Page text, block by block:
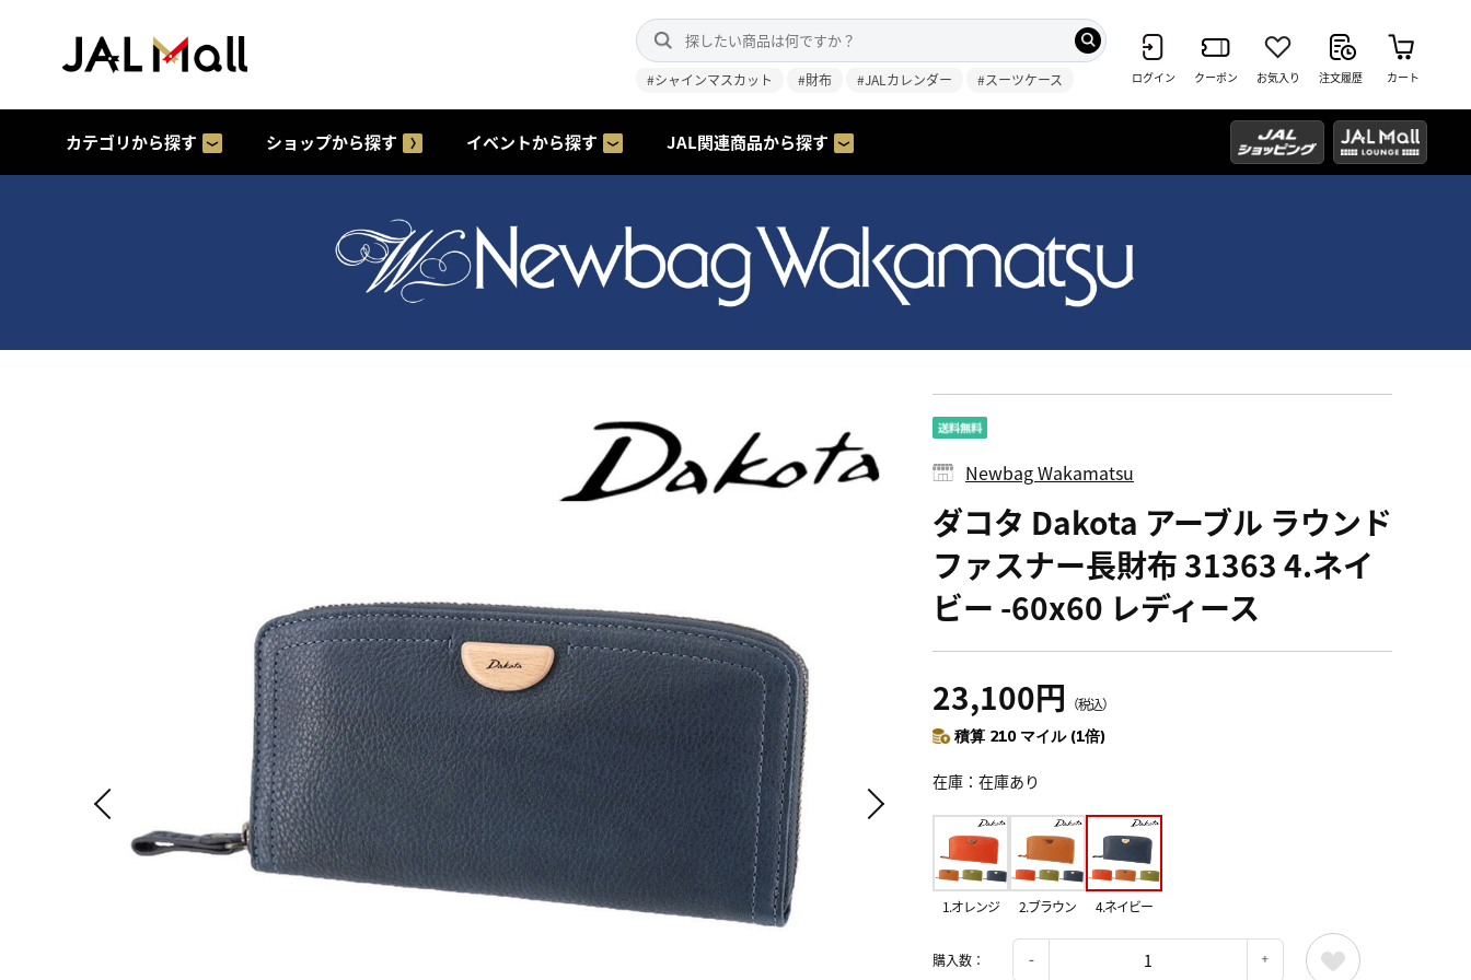
#シャインマスカット #財布 #JALカレンダー #スーツケース ログイン クーポン お気入り 注文履歴 カート
カテゴリから探す ショップから探す イベントから探す JAL関連商品から探す
Newbag Wakamatsu
ダコタ Dakota アーブル ラウンド
ファスナー長財布 31363 4.ネイ
ビー -60x60 レディース
23,100円 （税込）
積算 210 マイル (1倍)
在庫 在庫あり
1.オレンジ 2.ブラウン 4.ネイビー
購入数：